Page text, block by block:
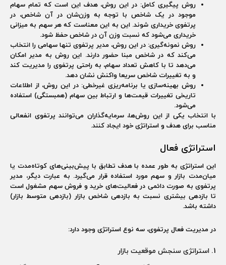
روش پیگیری کامل: در این روش، هدف این است که تمام سهام
موجود در یک شاخص با توجه به وزن‌شان در آن شاخص، در
پرتفوی خریداری شوند. این به این معناست که هر سهم به میزانی
خریداری می‌شود که نسبت وزن آن در شاخص حفظ شود.
روش نمونه‌گیری:در این روش، مدیر پرتفوی تنها سهامی را انتخاب
می‌کند که در شاخص مبنا حضور دارند. این روش به مدیر امکان
می‌دهد تا با کاهش تعداد سهام، به راحتی پرتفوی را مدیریت کند
و به تغییرات شاخص سریعا واکنش نشان دهد.
روش بهینه‌سازی یا برنامه‌ریزی غیرخطی:در این روش، از اطلاعات
تاریخی تغییرات قیمت‌ها و ارتباط بین سهام (همبستگی) استفاده
می‌شود.
با انتخاب یکی از این روش‌ها، سرمایه‌گذاران می‌توانند پرتفوی انفعالی
مناسب برای هدف و استراتژی خود ایجاد کنند.
استراتژی ‌فعال
این استراتژی به طور عمده با هدف تطابق با پیش‌بینی‌های کوتاه‌مدت یا
میان‌مدت بازار و سهم مورد استفاده قرار می‌گیرد. به عبارت دیگر، مدیر
پرتفوی به صورت دائمی در فعالیت‌های خرید و فروش سهم مشغول است
تا بازدهی بیشتری نسبت به بازدهی شاخص بازار (بازدهی متوسط بازار)
داشته باشد.
در مدیریت فعال پرتفوی، سه نوع استراتژی وجود دارد:
1. استراتژی سنجش موقعیت بازار